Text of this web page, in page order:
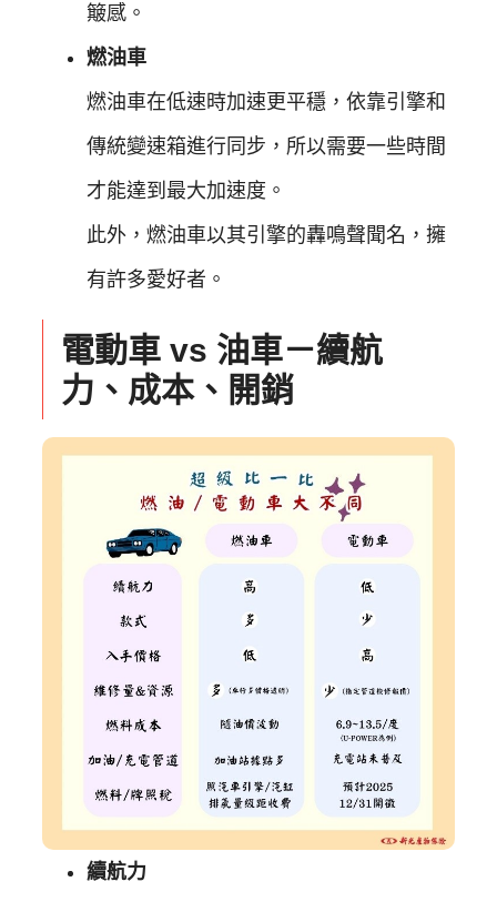
簸感。
燃油車
燃油車在低速時加速更平穩，依靠引擎和
傳統變速箱進行同步，所以需要一些時間
才能達到最大加速度。
此外，燃油車以其引擎的轟鳴聲聞名，擁
有許多愛好者。
電動車 vs 油車－續航
力、成本、開銷
續航力